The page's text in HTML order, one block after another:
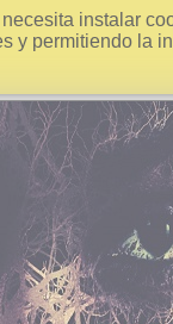
instalar
y permitiendo la